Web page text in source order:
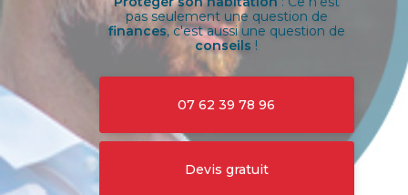
pas seulement une question de
finances, c'est aussi une question de
conseils !
07 62 39 78 96
Devis gratuit